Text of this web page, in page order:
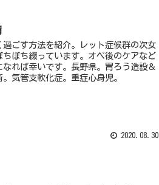
ごす方法を紹介。レット症候群の次女
ぼち綴っています。オペ後のケアなど
れば幸いです。長野県。胃ろう造設＆
気管支軟化症。重症心身児。
2020.08.30